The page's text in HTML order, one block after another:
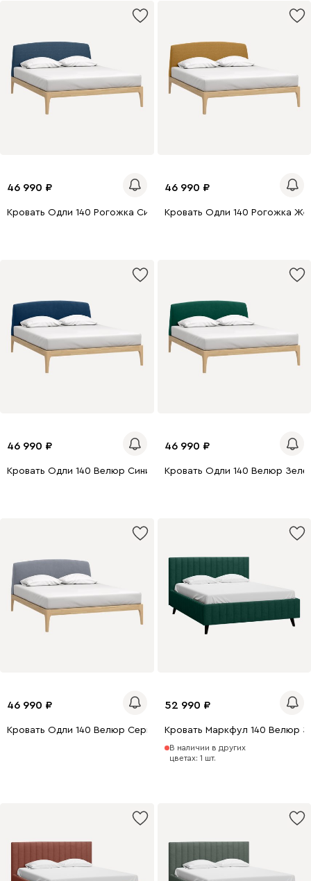
46 990
Кровать Одли 140 Рогожка Синий
46 990
Кровать Одли 140 Рогожка
46 990
Кровать Одли 140 Велюр Синий
46 990
Кровать Одли 140 Велюр
46 990
Кровать Одли 140 Велюр Серый
52 990
Кровать Маркфул 140 Велюр
В наличии в других
цветах: 1 шт.